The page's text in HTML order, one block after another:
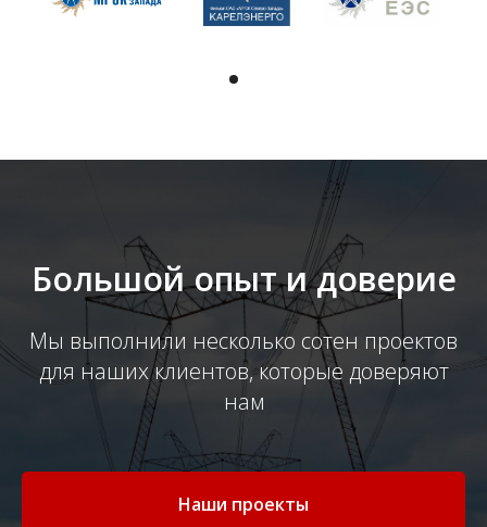
Большой опыт и доверие
Мы выполнили несколько сотен проектов
для наших клиентов, которые доверяют
нам
Наши проекты